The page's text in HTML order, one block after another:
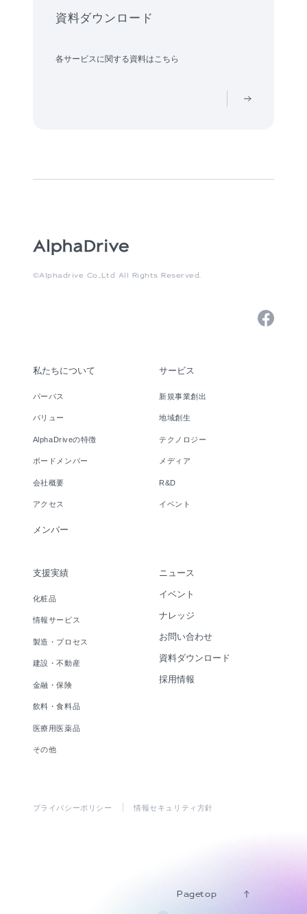
資料ダウンロード
各サービスに関する資料はこちら
©Alphadrive Co.,Ltd All Rights Reserved.
私たちについて
パーパス
バリュー
AlphaDriveの特徴
ボードメンバー
会社概要
アクセス
メンバー
サービス
新規事業創出
地域創生
テクノロジー
メディア
R&D
イベント
支援実績
化粧品
情報サービス
製造・プロセス
建設・不動産
金融・保険
飲料・食料品
医療用医薬品
その他
ニュース
イベント
ナレッジ
お問い合わせ
資料ダウンロード
採用情報
プライバシーポリシー 情報セキュリティ方針
Pagetop